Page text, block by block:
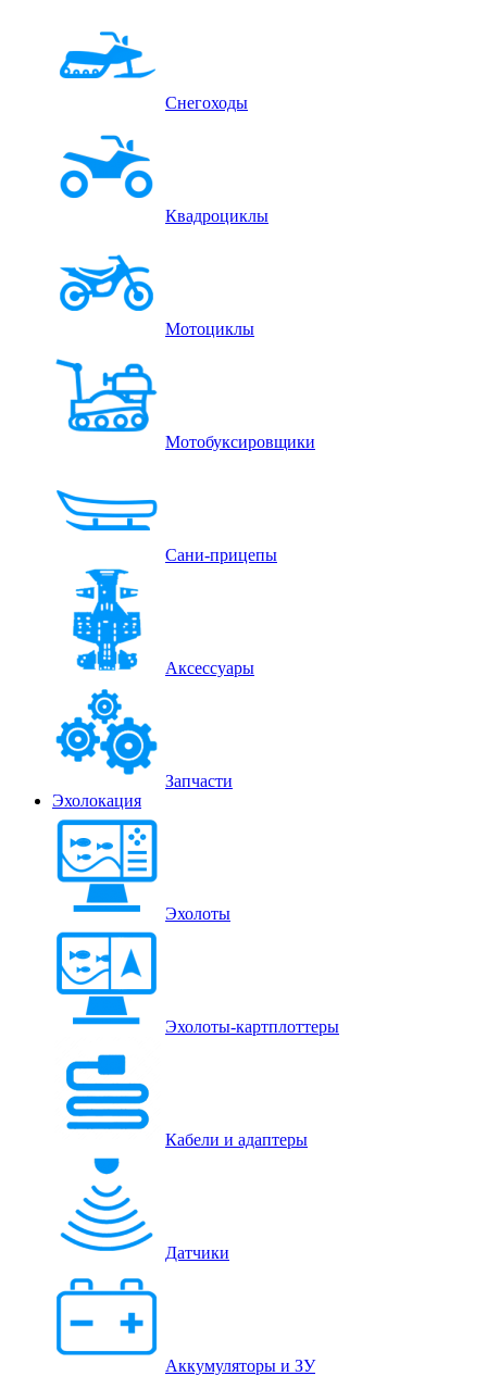
Снегоходы
Квадроциклы
Мотоциклы
Мотобуксировщики
Сани-прицепы
Аксессуары
Запчасти
Эхолокация
Эхолоты
Эхолоты-картплоттеры
Кабели и адаптеры
Датчики
Аккумуляторы и ЗУ